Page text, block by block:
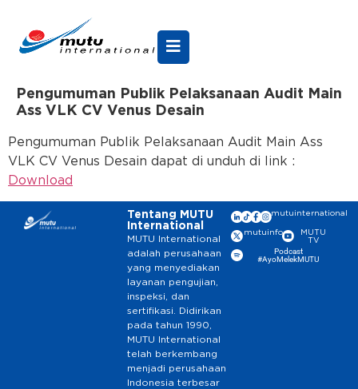
Pengumuman Publik Pelaksanaan Audit Main
Ass VLK CV Venus Desain
Pengumuman Publik Pelaksanaan Audit Main Ass
VLK CV Venus Desain dapat di unduh di link :
Download
Tentang MUTU
International
MUTU International
adalah perusahaan
yang menyediakan
layanan pengujian,
inspeksi, dan
sertifikasi. Didirikan
pada tahun 1990,
MUTU International
telah berkembang
menjadi perusahaan
Indonesia terbesar
mutuinternational
mutuinfo
MUTU
TV
Podcast
#AyoMelekMUTU